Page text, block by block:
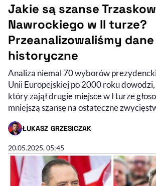
Jakie są szanse
Nawrockiego w II turze?
Przeanalizowaliśmy dane
historyczne
Analiza niemal 70 wyborów
Unii Europejskiej po 2000 roku
który zajął drugie miejsce w I turze
mniejszą szansę na ostateczne
ŁUKASZ GRZESICZAK
- AUTOR ARTYKUŁU - PROFIL
20.05.2025, 05:45